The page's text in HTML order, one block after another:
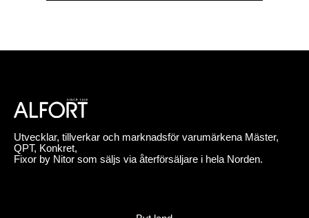
Utvecklar, tillverkar och marknadsför varumärkena Mäster,
QPT, Konkret,
Fixor by Nitor som säljs via återförsäljare i hela Norden.